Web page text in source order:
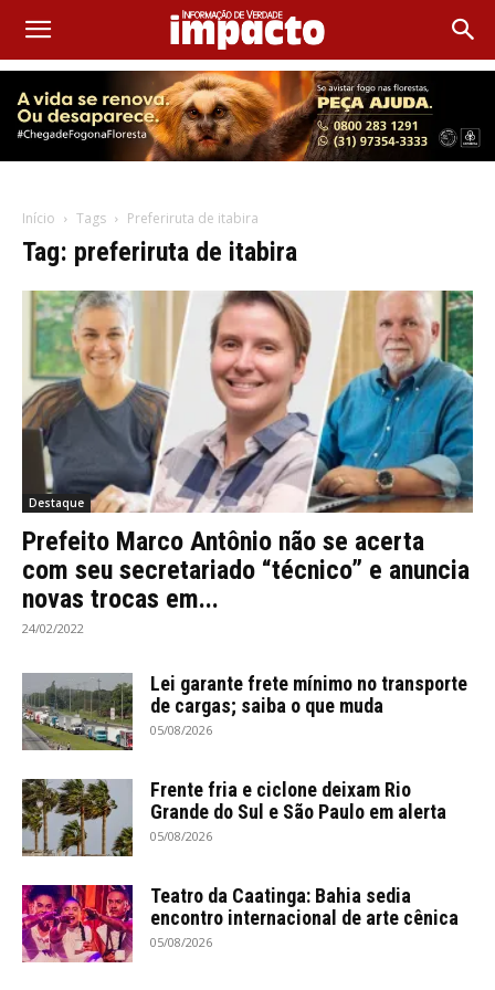
Início Tags Preferiruta de itabira
Tag: preferiruta de itabira
Destaque
Prefeito Marco Antônio não se acerta
com seu secretariado “técnico” e anuncia
novas trocas em...
24/02/2022
Lei garante frete mínimo no transporte
de cargas; saiba o que muda
05/08/2026
Frente fria e ciclone deixam Rio
Grande do Sul e São Paulo em alerta
05/08/2026
Teatro da Caatinga: Bahia sedia
encontro internacional de arte cênica
05/08/2026